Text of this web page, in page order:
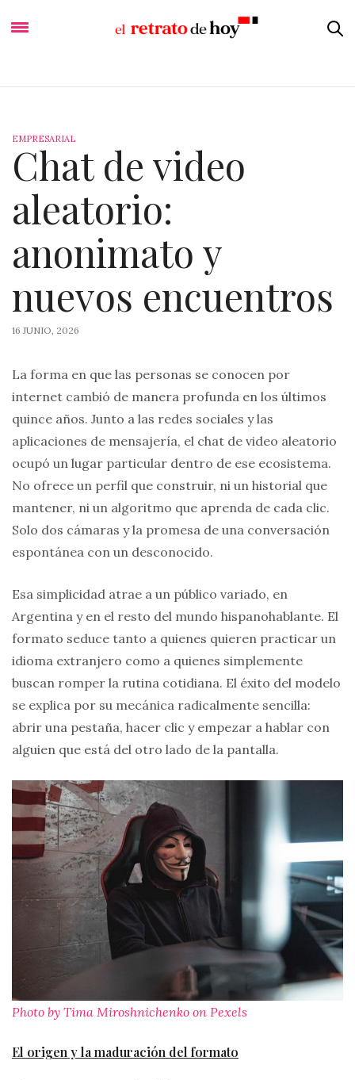
EMPRESARIAL
Chat de video
aleatorio:
anonimato y
nuevos encuentros
16 JUNIO, 2026
La forma en que las personas se conocen por
internet cambió de manera profunda en los últimos
quince años. Junto a las redes sociales y las
aplicaciones de mensajería, el chat de video aleatorio
ocupó un lugar particular dentro de ese ecosistema.
No ofrece un perfil que construir, ni un historial que
mantener, ni un algoritmo que aprenda de cada clic.
Solo dos cámaras y la promesa de una conversación
espontánea con un desconocido.
Esa simplicidad atrae a un público variado, en
Argentina y en el resto del mundo hispanohablante. El
formato seduce tanto a quienes quieren practicar un
idioma extranjero como a quienes simplemente
buscan romper la rutina cotidiana. El éxito del modelo
se explica por su mecánica radicalmente sencilla:
abrir una pestaña, hacer clic y empezar a hablar con
alguien que está del otro lado de la pantalla.
Photo by Tima Miroshnichenko on Pexels
El origen y la maduración del formato